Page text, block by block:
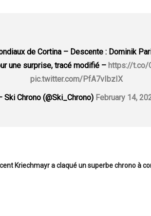
de Cortina – Descente : Dominik
une surprise, tracé modifié – https://t.co/
pic.twitter.com/PfA7vIbzIX
Ski Chrono (@Ski_Chrono) February 14,
Kriechmayr a claqué un superbe chrono à